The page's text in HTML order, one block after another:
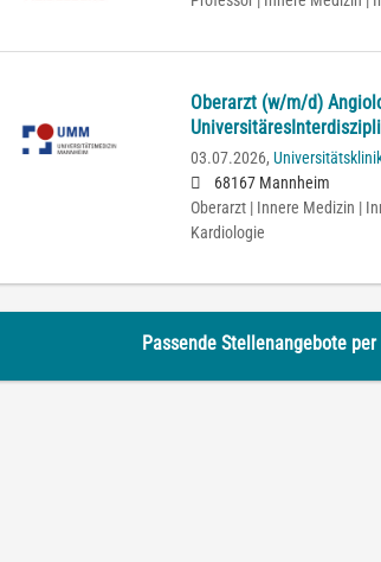
Oberarzt (w/m/d)
03.07.2026,
68167 Mannheim
Oberarzt | Innere Medizin |
Kardiologie
Passende Stellenangebote